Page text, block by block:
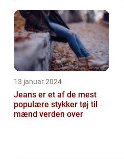
13 januar 2024
Jeans er et af de mest
populære stykker tøj til
mænd verden over